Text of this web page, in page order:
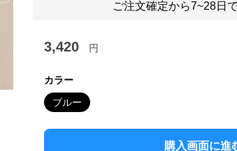
ご注文確定から7~28日
3,420 円
カラー
ブルー
購入画面に進